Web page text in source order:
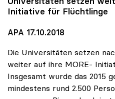
Initiative für Flüchtlinge
APA 17.10.2018
Die Universitäten setzen
weiter auf ihre MORE-
Insgesamt wurde das 2015
mindestens rund 2.500